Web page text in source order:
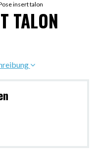
insert talon
TALON